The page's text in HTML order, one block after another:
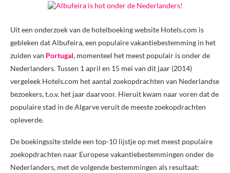
Uit een onderzoek van de hotelboeking website Hotels.com is
gebleken dat Albufeira, een populaire vakantiebestemming in het
zuiden van Portugal, momenteel het meest populair is onder de
Nederlanders. Tussen 1 april en 15 mei van dit jaar (2014)
vergeleek Hotels.com het aantal zoekopdrachten van Nederlandse
bezoekers, t.o.v. het jaar daarvoor. Hieruit kwam naar voren dat de
populaire stad in de Algarve veruit de meeste zoekopdrachten
opleverde.
De boekingssite stelde een top-10 lijstje op met meest populaire
zoekopdrachten naar Europese vakantiebestemmingen onder de
Nederlanders, met de volgende bestemmingen als resultaat: